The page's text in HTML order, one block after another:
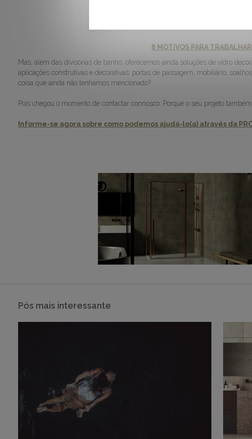
8 MOTIVOS PARA
Mas, além das divisórias de banho, oferecemos ainda soluções de vidro
aplicações construtivas e decorativas: portas de passagem, mobiliário,
coisa que ainda não tenhamos mencionado?
Pois chegou o momento de contactar connosco. Porque o seu projeto também
Informe-se agora sobre como podemos ajudá-lo(a) através da
Pós mais interessante